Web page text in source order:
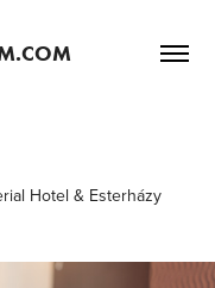
Hotel & Esterházy